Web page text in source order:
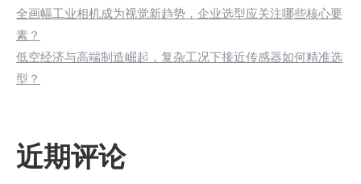
全画幅工业相机成为视觉新趋势，企业选型应关注哪些核心要
素？
低空经济与高端制造崛起，复杂工况下接近传感器如何精准选
型？
近期评论